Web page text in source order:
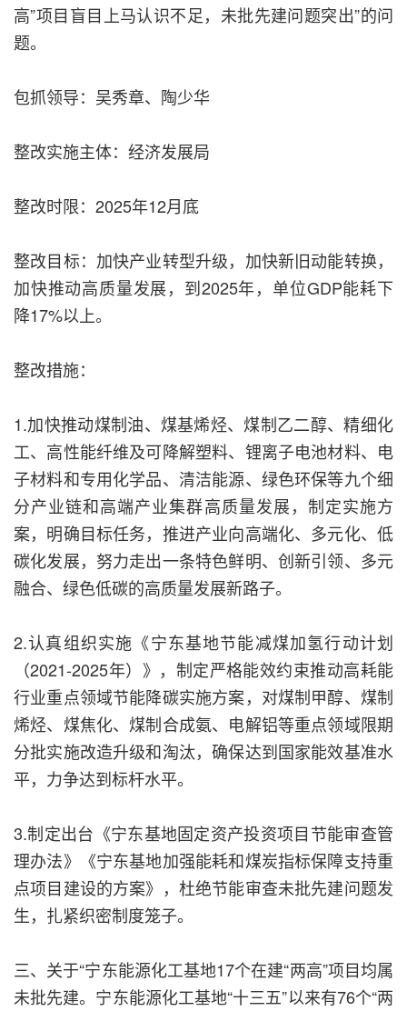
高”项目盲目上马认识不足，未批先建问题突出”的问
题。
包抓领导：吴秀章、陶少华
整改实施主体：经济发展局
整改时限：2025年12月底
整改目标：加快产业转型升级，加快新旧动能转换，
加快推动高质量发展，到2025年，单位GDP能耗下
降17%以上。
整改措施：
1.加快推动煤制油、煤基烯烃、煤制乙二醇、精细化
工、高性能纤维及可降解塑料、锂离子电池材料、电
子材料和专用化学品、清洁能源、绿色环保等九个细
分产业链和高端产业集群高质量发展，制定实施方
案，明确目标任务，推进产业向高端化、多元化、低
碳化发展，努力走出一条特色鲜明、创新引领、多元
融合、绿色低碳的高质量发展新路子。
2.认真组织实施《宁东基地节能减煤加氢行动计划
（2021-2025年）》，制定严格能效约束推动高耗能
行业重点领域节能降碳实施方案，对煤制甲醇、煤制
烯烃、煤焦化、煤制合成氨、电解铝等重点领域限期
分批实施改造升级和淘汰，确保达到国家能效基准水
平，力争达到标杆水平。
3.制定出台《宁东基地固定资产投资项目节能审查管
理办法》《宁东基地加强能耗和煤炭指标保障支持重
点项目建设的方案》，杜绝节能审查未批先建问题发
生，扎紧织密制度笼子。
三、关于“宁东能源化工基地17个在建“两高”项目均属
未批先建。宁东能源化工基地“十三五”以来有76个“两